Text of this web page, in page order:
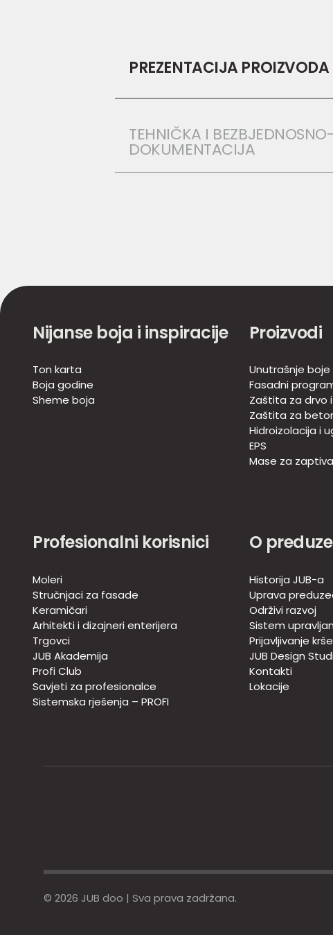
PREZENTACIJA PROIZVODA
TEHNIČKA I
DOKUMENTACIJA
Nijanse boja i inspiracije
Ton karta
Boja godine
Sheme boja
Proizvodi
Unutrašnje
Fasadni
Zaštita za drvo
Zaštita za
Hidroizolacija i
EPS
Mase za
Profesionalni korisnici
Moleri
Stručnjaci za fasade
Keramičari
Arhitekti i dizajneri enterijera
Trgovci
JUB Akademija
Profi Club
Savjeti za profesionalce
Sistemska rješenja – PROFI
O
Historija JUB-a
Uprava
Održivi razvoj
Sistem
Prijavljivanje
JUB Design
Kontakti
Lokacije
© 2026 JUB doo | Sva prava zadržana.